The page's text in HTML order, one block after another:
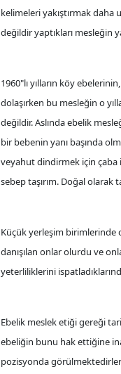
kelimeleri yakıştırmak daha
değildir yaptıkları mesleğin
1960"lı yılların köy
dolaşırken bu mesleğin o
değildir. Aslında ebelik
bir bebenin yanı başında
veyahut dindirmek için çaba
sebep taşırım. Doğal olarak
Küçük yerleşim birimlerinde
danışılan onlar olurdu ve
yeterliliklerini
Ebelik meslek etiği gereği
ebeliğin bunu hak ettiğine
pozisyonda